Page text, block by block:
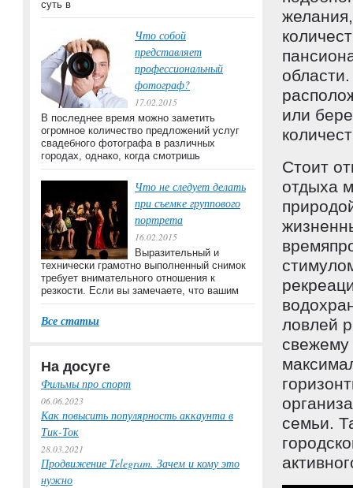
или
Стоит
отдыха
ловлей
свежему
семьи.
суть в
Что собой
представляет
профессиональный
фотограф?
17.02.2015
В последнее время можно заметить
огромное количество предложений услуг
свадебного фотографа в различных
городах, однако, когда смотришь
Что не следует делать
при съемке группового
портрета
16.02.2015
Выразительный и
технически грамотно выполненный снимок
требует внимательного отношения к
резкости. Если вы замечаете, что вашим
Все статьи
На досуге
Фильмы про спорт
06.06.2023
Как повысить популярность аккаунта в
Тик-Ток
28.03.2021
Продвижение Telegram. Зачем и кому это
нужно